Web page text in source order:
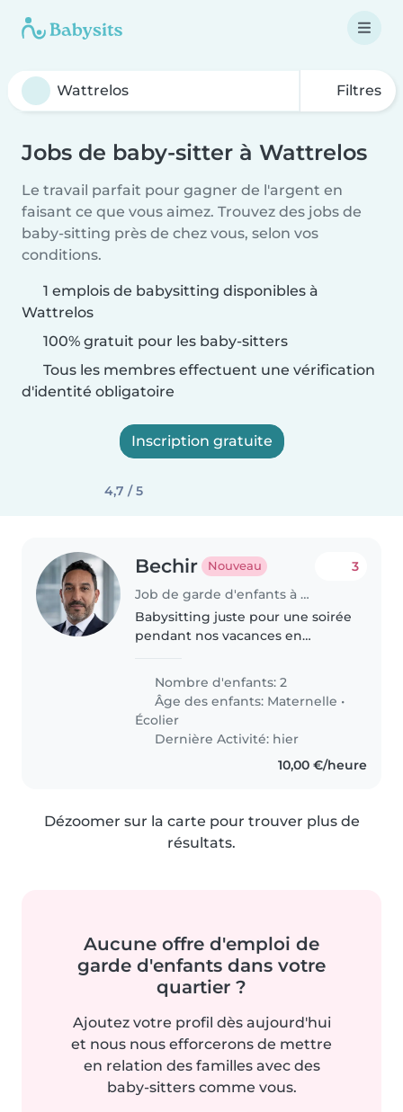
Filtres
Jobs de baby-sitter à Wattrelos
Le travail parfait pour gagner de l'argent en
faisant ce que vous aimez. Trouvez des jobs de
baby-sitting près de chez vous, selon vos
conditions.
1 emplois de babysitting disponibles à
Wattrelos
100% gratuit pour les baby-sitters
Tous les membres effectuent une vérification
d'identité obligatoire
Inscription gratuite
4,7 / 5
Bechir Nouveau
Job de garde d'enfants à Wattrelos
3
Babysitting juste pour une soirée
pendant nos vacances en
Nombre d'enfants: 2
Âge des enfants: Maternelle •
Écolier
Dernière Activité: hier
10,00 €/heure
Dézoomer sur la carte pour trouver plus de
résultats.
Aucune offre d'emploi de
garde d'enfants dans votre
quartier ?
Ajoutez votre profil dès aujourd'hui
et nous nous efforcerons de mettre
en relation des familles avec des
baby-sitters comme vous.